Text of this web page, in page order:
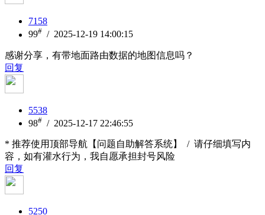
7158
99# / 2025-12-19 14:00:15
感谢分享，有带地面路由数据的地图信息吗？
回复
5538
98# / 2025-12-17 22:46:55
* 推荐使用顶部导航【问题自助解答系统】 / 请仔细填写内
容，如有灌水行为，我自愿承担封号风险
回复
5250